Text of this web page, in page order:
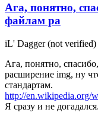
Ага, понятно,
файлам ра
iL' Dagger (not verified)
Ага, понятно,
расширение img, ну
стандартам.
http://en.wikipedia.org/
Я сразу и не